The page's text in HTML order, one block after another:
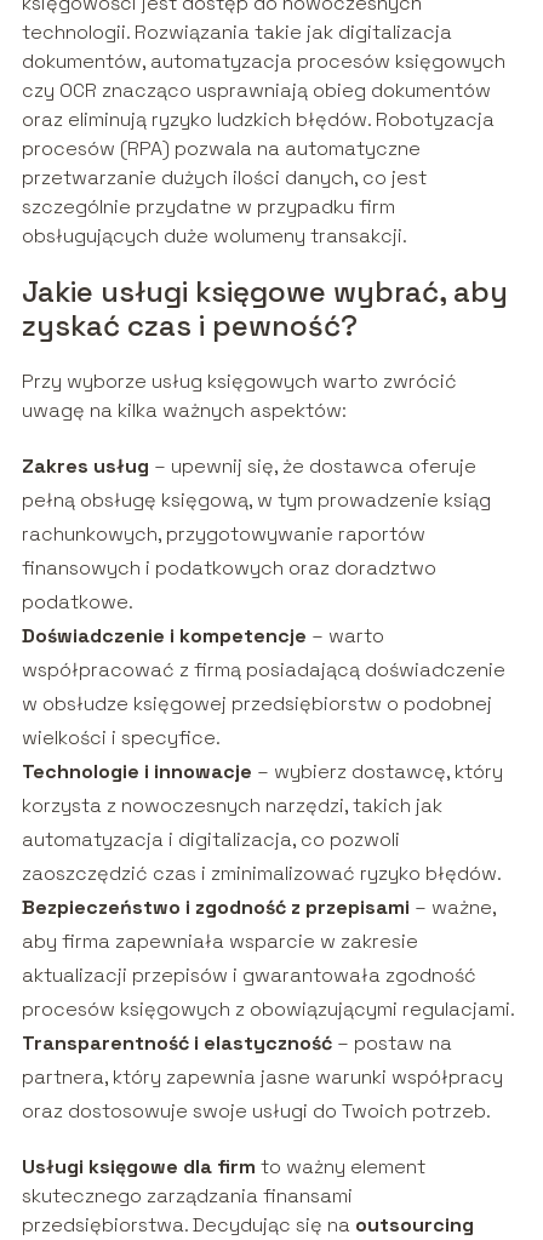
technologii. Rozwiązania takie jak digitalizacja
dokumentów, automatyzacja procesów księgowych
czy OCR znacząco usprawniają obieg dokumentów
oraz eliminują ryzyko ludzkich błędów. Robotyzacja
procesów (RPA) pozwala na automatyczne
przetwarzanie dużych ilości danych, co jest
szczególnie przydatne w przypadku firm
obsługujących duże wolumeny transakcji.
Jakie usługi księgowe wybrać, aby
zyskać czas i pewność?
Przy wyborze usług księgowych warto zwrócić
uwagę na kilka ważnych aspektów:
Zakres usług – upewnij się, że dostawca oferuje
pełną obsługę księgową, w tym prowadzenie ksiąg
rachunkowych, przygotowywanie raportów
finansowych i podatkowych oraz doradztwo
podatkowe.
Doświadczenie i kompetencje – warto
współpracować z firmą posiadającą doświadczenie
w obsłudze księgowej przedsiębiorstw o podobnej
wielkości i specyfice.
Technologie i innowacje – wybierz dostawcę, który
korzysta z nowoczesnych narzędzi, takich jak
automatyzacja i digitalizacja, co pozwoli
zaoszczędzić czas i zminimalizować ryzyko błędów.
Bezpieczeństwo i zgodność z przepisami – ważne,
aby firma zapewniała wsparcie w zakresie
aktualizacji przepisów i gwarantowała zgodność
procesów księgowych z obowiązującymi regulacjami.
Transparentność i elastyczność– postaw na
partnera, który zapewnia jasne warunki współpracy
oraz dostosowuje swoje usługi do Twoich potrzeb.
Usługi księgowe dla firm to ważny element
skutecznego zarządzania finansami
przedsiębiorstwa. Decydując się na outsourcing